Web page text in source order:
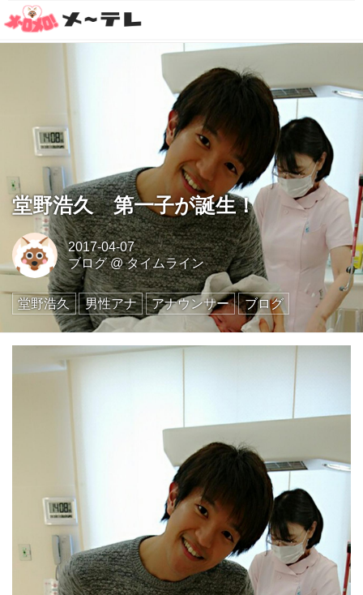
堂野浩久 第一子が誕生！
2017-04-07
ブログ@タイムライン
堂野浩久 男性アナ アナウンサー ブログ